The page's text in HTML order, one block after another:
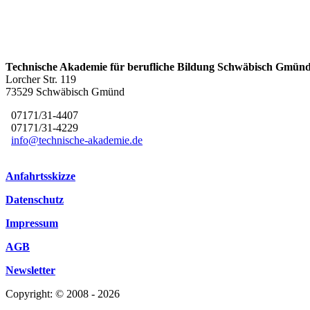
Technische Akademie für berufliche Bildung Schwäbisch
Lorcher Str. 119
73529 Schwäbisch Gmünd
07171/31-4407
07171/31-4229
info@technische-akademie.de
Anfahrtsskizze
Datenschutz
Impressum
AGB
Newsletter
Copyright: © 2008 - 2026